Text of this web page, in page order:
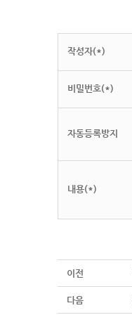
작성자(*)
비밀번호(*)
자동등록방지
내용(*)
이전
다음